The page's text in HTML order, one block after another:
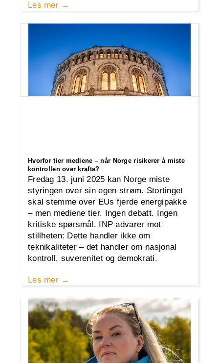
Les mer
Hvorfor tier mediene – når Norge risikerer å miste
kontrollen over krafta?
Fredag 13. juni 2025 kan Norge miste
styringen over sin egen strøm. Stortinget
skal stemme over EUs fjerde energipakke
– men mediene tier. Ingen debatt. Ingen
kritiske spørsmål. INP advarer mot
stillheten: Dette handler ikke om
teknikaliteter – det handler om nasjonal
kontroll, suverenitet og demokrati.
Les mer